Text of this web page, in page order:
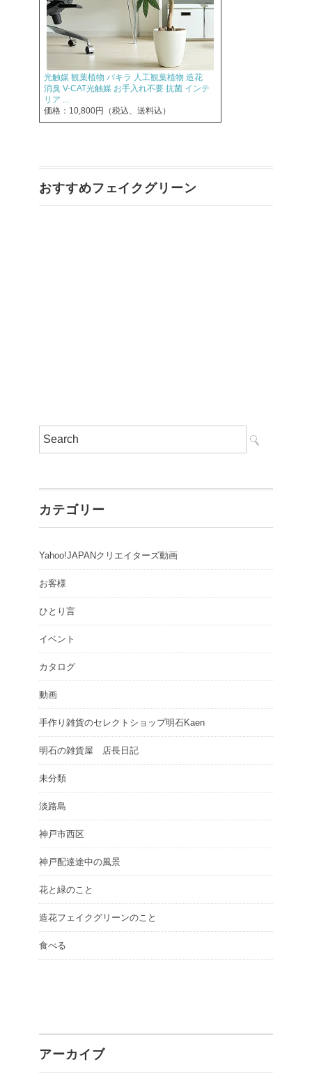
光触媒 観葉植物 パキラ 人工観葉植物 造花
消臭 V-CAT光触媒 お手入れ不要 抗菌 インテ
リア ...
価格：10,800円（税込、送料込）
おすすめフェイクグリーン
カテゴリー
Yahoo!JAPANクリエイターズ動画
お客様
ひとり言
イベント
カタログ
動画
手作り雑貨のセレクトショップ明石Kaen
明石の雑貨屋 店長日記
未分類
淡路島
神戸市西区
神戸配達途中の風景
花と緑のこと
造花フェイクグリーンのこと
食べる
アーカイブ